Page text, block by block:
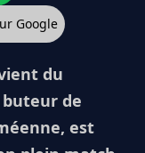
Google
du
buteur de
est